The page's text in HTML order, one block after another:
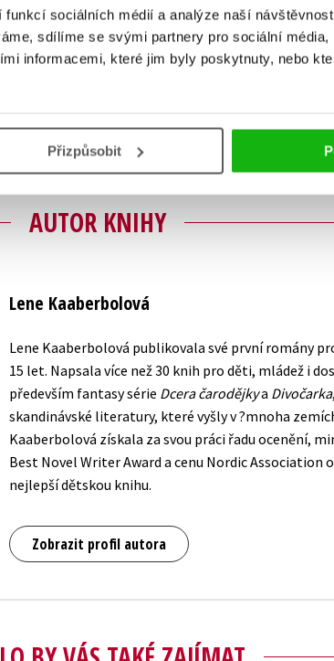
sociálních médií a analýze naší
sdílíme se svými partnery pro sociální média,
informacemi, které jim byly poskytnuty, nebo
Přizpůsobit
AUTOR KNIHY
Lene Kaaberbolová
Lene Kaaberbolová publikovala své první romány
15 let. Napsala více než 30 knih pro děti, mládež i
především fantasy série Dcera čarodějkya Divočarka
skandinávské literatury, které vyšly v ?mnoha
Kaaberbolová získala za svou práci řadu ocenění,
Best Novel Writer Award a cenu Nordic Association
nejlepší dětskou knihu.
Zobrazit profil autora